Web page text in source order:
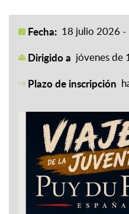
Fecha: 18 julio 2026
Dirigido a jóvenes de
Plazo de inscripción